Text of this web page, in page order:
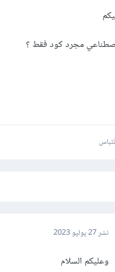
مجرد كود فقط ؟
نشر27 يوليو 2023
وعليكم السلام